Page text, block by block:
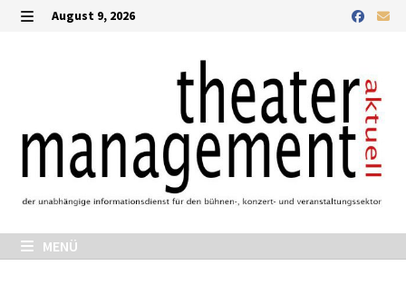
Zurück
August 9, 2026
MENÜ